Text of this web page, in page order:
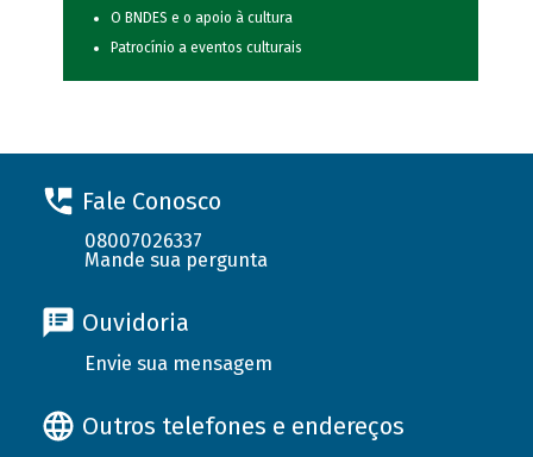
O BNDES e o apoio à cultura
Patrocínio a eventos culturais
Fale Conosco
08007026337
Mande sua pergunta
Ouvidoria
Envie sua mensagem
Outros telefones e endereços